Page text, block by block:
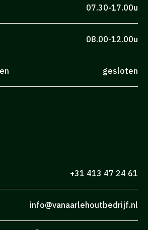
07.30-17.00u
08.00-12.00u
gesloten
+31 413 47 24 61
info@vanaarlehoutbedrijf.nl